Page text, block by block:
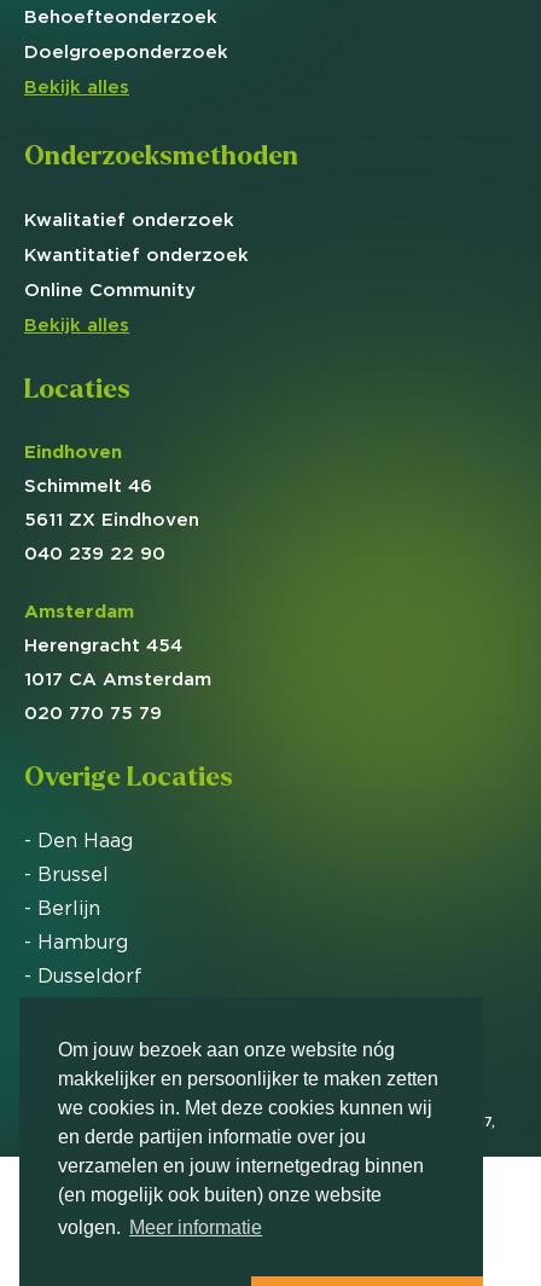
Om jouw bezoek aan onze website nóg
makkelijker en persoonlijker te maken zetten
we cookies in. Met deze cookies kunnen wij
en derde partijen informatie over jou
verzamelen en jouw internetgedrag binnen
(en mogelijk ook buiten) onze website
volgen. Meer informatie
Behoefteonderzoek
Doelgroeponderzoek
Bekijk alles
Onderzoeksmethoden
Kwalitatief onderzoek
Kwantitatief onderzoek
Online Community
Bekijk alles
Locaties
Eindhoven
Schimmelt 46
5611 ZX Eindhoven
040 239 22 90
Amsterdam
Herengracht 454
1017 CA Amsterdam
020 770 75 79
Overige Locaties
- Den Haag
- Brussel
- Berlijn
- Hamburg
- Dusseldorf
Markteffect is door het Financieele Dagblad
uitgeroepen tot FD Gazelle in 2012, 2015, 2016, 2017,
2018, 2019, 2020, 2021, 2022, 2023, 2024 en 2025